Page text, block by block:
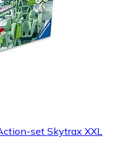
set Skytrax XXL